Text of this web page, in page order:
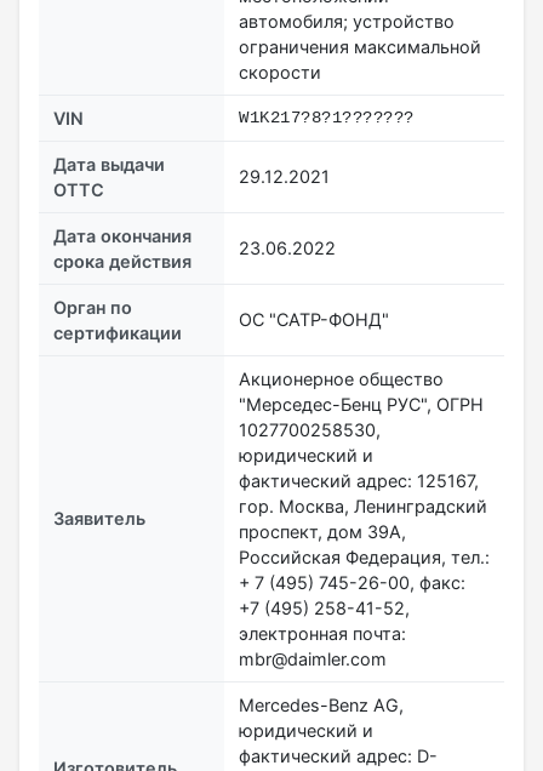
автомобиля; устройство
ограничения максимальной
скорости
VIN W1K217?8?1???????
Дата выдачи
ОТТС
29.12.2021
Дата окончания
срока действия
23.06.2022
Орган по
сертификации
ОС "САТР-ФОНД"
Заявитель
Акционерное общество
"Мерседес-Бенц РУС", ОГРН
1027700258530,
юридический и
фактический адрес: 125167,
гор. Москва, Ленинградский
проспект, дом 39А,
Российская Федерация, тел.:
+ 7 (495) 745-26-00, факс:
+7 (495) 258-41-52,
электронная почта:
mbr@daimler.com
Mercedes-Benz AG,
юридический и
фактический адрес: D-